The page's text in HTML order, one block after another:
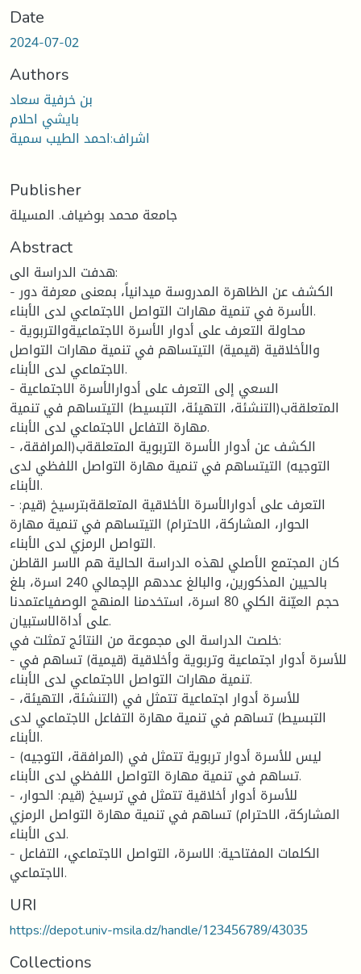
Date
2024-07-02
Authors
بن خرفية سعاد
بايشي احلام
اشراف:احمد الطيب سمية
Publisher
جامعة محمد بوضياف. المسيلة
Abstract
هدفت الدراسة الى:
- الكشف عن الظاهرة المدروسة ميدانياً، بمعنى معرفة دور
الأسرة في تنمية مهارات التواصل الاجتماعي لدى الأبناء.
- محاولة التعرف على أدوار الأسرة الاجتماعيةوالتربوية
والأخلاقية (قيمية) التيتساهم في تنمية مهارات التواصل
الاجتماعي لدى الأبناء.
- السعي إلى التعرف على أدوارالأسرة الاجتماعية
المتعلقةب(التنشئة، التهيئة، التبسيط) التيتساهم في تنمية
مهارة التفاعل الاجتماعي لدى الأبناء.
- الكشف عن أدوار الأسرة التربوية المتعلقةب(المرافقة،
التوجيه) التيتساهم في تنمية مهارة التواصل اللفظي لدى
الأبناء.
- التعرف على أدوارالأسرة الأخلاقية المتعلقةبترسيخ (قيم:
الحوار، المشاركة، الاحترام) التيتساهم في تنمية مهارة
التواصل الرمزي لدى الأبناء.
كان المجتمع الأصلي لهذه الدراسة الحالية هم الاسر القاطن
بالحيين المذكورين، والبالغ عددهم الإجمالي 240 اسرة، بلغ
حجم العيّنة الكلي 80 اسرة، استخدمنا المنهج الوصفياعتمدنا
على أداةالاستبيان.
خلصت الدراسة الى مجموعة من النتائج تمثلت في:
- للأسرة أدوار اجتماعية وتربوية وأخلاقية (قيمية) تساهم في
تنمية مهارات التواصل الاجتماعي لدى الأبناء.
- للأسرة أدوار اجتماعية تتمثل في (التنشئة، التهيئة،
التبسيط) تساهم في تنمية مهارة التفاعل الاجتماعي لدى
الأبناء.
- ليس للأسرة أدوار تربوية تتمثل في (المرافقة، التوجيه)
تساهم في تنمية مهارة التواصل اللفظي لدى الأبناء.
- للأسرة أدوار أخلاقية تتمثل في ترسيخ (قيم: الحوار،
المشاركة، الاحترام) تساهم في تنمية مهارة التواصل الرمزي
لدى الأبناء.
- الكلمات المفتاحية: الاسرة، التواصل الاجتماعي، التفاعل
الاجتماعي.
URI
https://depot.univ-msila.dz/handle/123456789/43035
Collections